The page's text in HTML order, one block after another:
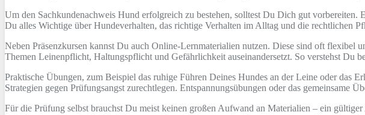
Um den Sachkundenachweis Hund erfolgreich zu bestehen, solltest Du Dich gut
Du alles Wichtige über Hundeverhalten, das richtige Verhalten im Alltag und die rechtlichen
Neben Präsenzkursen kannst Du auch Online-Lernmaterialien nutzen. Diese sind oft
Themen Leinenpflicht, Haltungspflicht und Gefährlichkeit auseinandersetzt. So verstehst Du
Praktische Übungen, zum Beispiel das ruhige Führen Deines Hundes an der Leine oder das
Strategien gegen Prüfungsangst zurechtlegen. Entspannungsübungen oder das gemeinsame
Für die Prüfung selbst brauchst Du meist keinen großen Aufwand an Materialien – ein